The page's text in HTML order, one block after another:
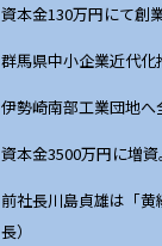
資本金130万円にて創業
群馬県中小企業近代化
伊勢崎南部工業団地へ
資本金3500万円に増資。
前社長川島貞雄は「
長）